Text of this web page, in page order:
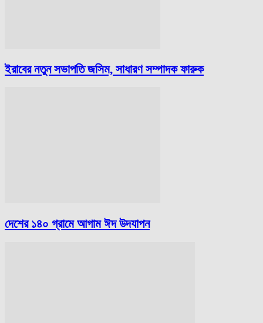
ইরাবের নতুন সভাপতি জসিম, সাধারণ সম্পাদক ফারুক
দেশের ১৪০ গ্রামে আগাম ঈদ উদযাপন